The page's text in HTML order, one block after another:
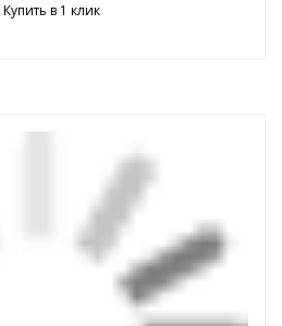
Купить в 1 клик